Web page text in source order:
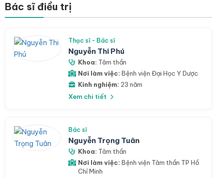
Bác sĩ điều trị
Thạc sĩ - Bác sĩ
Nguyễn Thi Phú
Khoa: Tâm thần
Nơi làm việc: Bệnh viện Đại Học Y Dược
Kinh nghiệm: 23 năm
Xem chi tiết
Bác sĩ
Nguyễn Trọng Tuân
Khoa: Tâm thần
Nơi làm việc: Bệnh viện Tâm thần TP Hồ
Chí Minh